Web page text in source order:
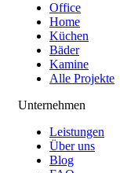
Office
Home
Küchen
Bäder
Kamine
Alle Projekte
Unternehmen
Leistungen
Über uns
Blog